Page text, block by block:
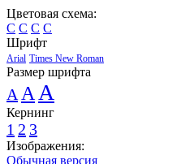
Цветовая схема:
C C C C
Шрифт
Arial Times New Roman
Размер шрифта
A A A
Кернинг
1 2 3
Изображения:
Обычная версия